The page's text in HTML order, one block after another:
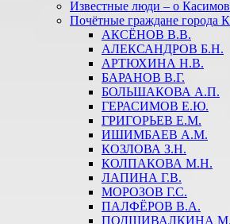
Известные люди – о
Почётные граждане города
АКСЁНОВ В.В.
АЛЕКСАНДРОВ Б.Н.
АРТЮХИНА Н.В.
БАРАНОВ В.Г.
БОЛЬШАКОВА А.П.
ГЕРАСИМОВ Е.Ю.
ГРИГОРЬЕВ Е.М.
ИШИМБАЕВ А.М.
КОЗЛОВА З.Н.
КОЛПАКОВА М.Н.
ЛАПИНА Г.В.
МОРОЗОВ Г.С.
ПАЛФЁРОВ В.А.
ПОДШИВАЛКИНА